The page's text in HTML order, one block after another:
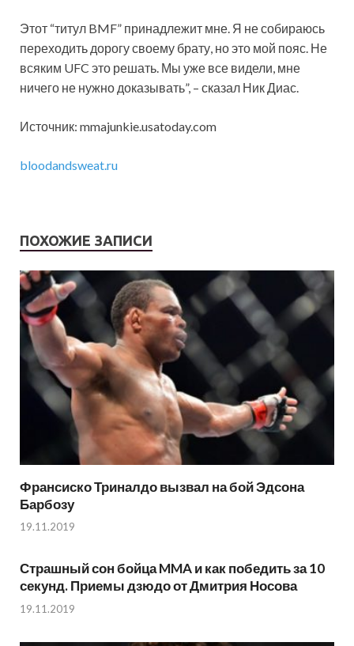
Этот “титул BMF” принадлежит мне. Я не собираюсь
переходить дорогу своему брату, но это мой пояс. Не
всяким UFC это решать. Мы уже все видели, мне
ничего не нужно доказывать”, – сказал Ник Диас.
Источник: mmajunkie.usatoday.com
bloodandsweat.ru
ПОХОЖИЕ ЗАПИСИ
Франсиско Триналдо вызвал на бой Эдсона
Барбозу
19.11.2019
Страшный сон бойца MMA и как победить за 10
секунд. Приемы дзюдо от Дмитрия Носова
19.11.2019